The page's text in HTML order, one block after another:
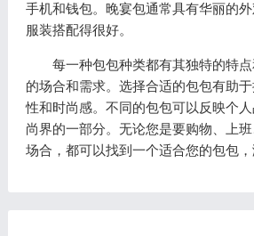
手机和钱包。晚宴包通常具有华丽的
服装搭配得很好。
每一种包包种类都有其独特的特点
的场合和需求。选择合适的包包有助
性和时尚感。不同的包包可以反映个
尚界的一部分。无论您是要购物、上
场合，都可以找到一个适合您的包包，